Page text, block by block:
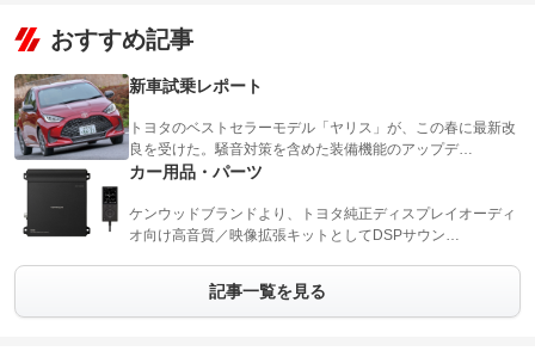
おすすめ記事
新車試乗レポート
トヨタのベストセラーモデル「ヤリス」が、この春に最新改
良を受けた。騒音対策を含めた装備機能のアップデ…
カー用品・パーツ
ケンウッドブランドより、トヨタ純正ディスプレイオーディ
オ向け高音質／映像拡張キットとしてDSPサウン…
記事一覧を見る